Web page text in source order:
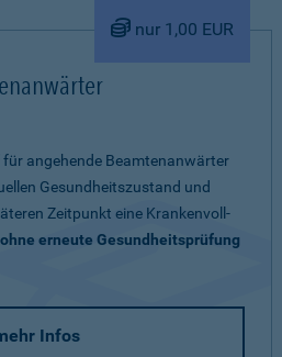
nur 1,00 EUR
für angehende Beamtenanwärter
Gesundheitszustand und
Zeitpunkt eine Krankenvoll-
ohne erneute Gesundheitsprüfung
Infos